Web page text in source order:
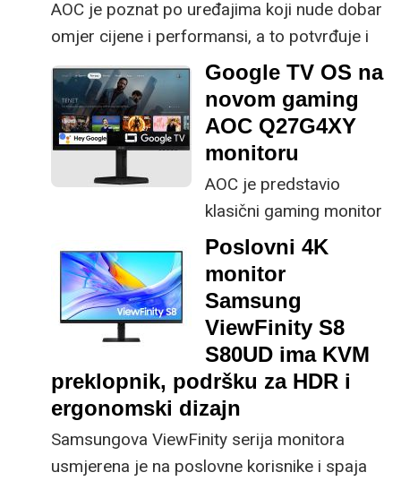
AOC je poznat po uređajima koji nude dobar
omjer cijene i performansi, a to potvrđuje i
njihov novi model iz Agon Pro serije
AG346UCD.
Google TV OS na
novom gaming
AOC Q27G4XY
monitoru
AOC je predstavio
klasični gaming monitor
u svojoj AGON seriji koji
je nadogradio s
operativnim sustavom
koje inače vidimo na
pametnim televizorima.
Poslovni 4K
monitor
Samsung
ViewFinity S8
S80UD ima KVM
preklopnik, podršku za HDR i
ergonomski dizajn
Samsungova ViewFinity serija monitora
usmjerena je na poslovne korisnike i spaja